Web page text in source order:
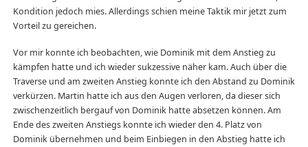
Kondition jedoch mies. Allerdings schien meine Taktik mir jetzt zum
Vorteil zu gereichen.
Vor mir konnte ich beobachten, wie Dominik mit dem Anstieg zu
kämpfen hatte und ich wieder sukzessive näher kam. Auch über die
Traverse und am zweiten Anstieg konnte ich den Abstand zu Dominik
verkürzen. Martin hatte ich aus den Augen verloren, da dieser sich
zwischenzeitlich bergauf von Dominik hatte absetzen können. Am
Ende des zweiten Anstiegs konnte ich wieder den 4. Platz von
Dominik übernehmen und beim Einbiegen in den Abstieg hatte ich